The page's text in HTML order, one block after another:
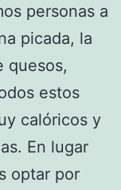
personas a
picada, la
quesos,
estos
calóricos y
En lugar
optar por